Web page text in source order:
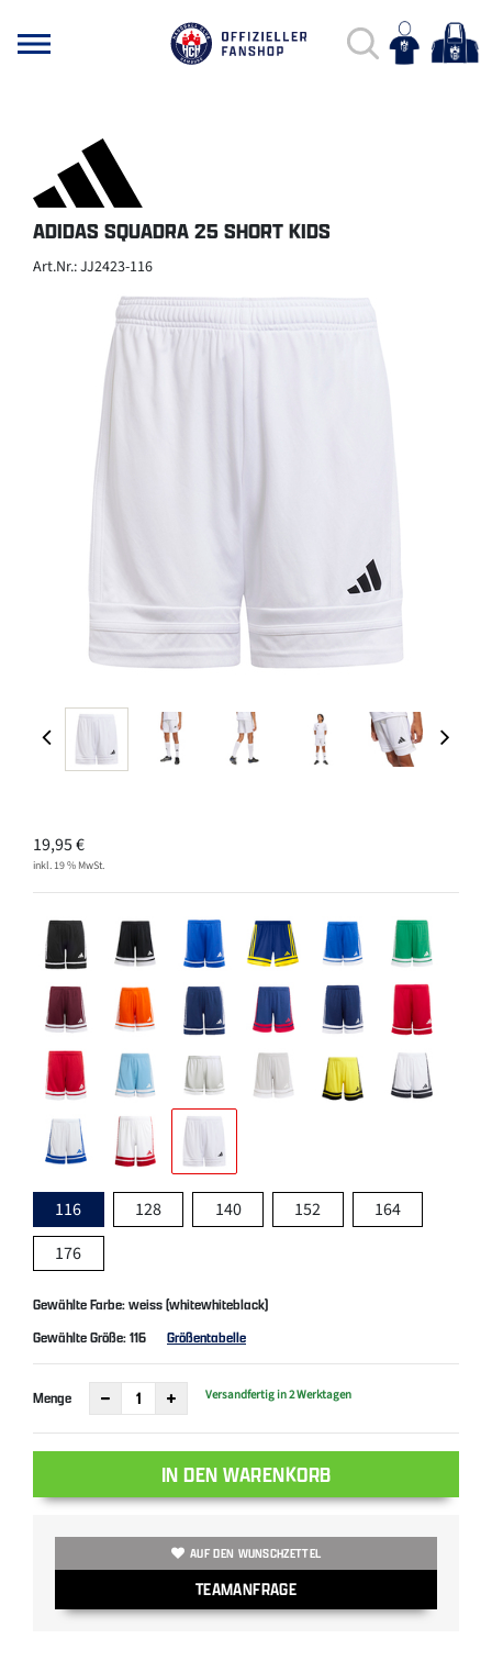
ADIDAS SQUADRA 25 SHORT KIDS
Art.Nr.: JJ2423-116
19,95€
inkl. 19 % MwSt.
116 128 140 152
164
176
Gewählte Farbe: weiss (whitewhiteblack)
Gewählte Größe:116 Größentabelle
Menge Versandfertig in 2 Werktagen
IN DEN WARENKORB
AUF DEN WUNSCHZETTEL
TEAMANFRAGE